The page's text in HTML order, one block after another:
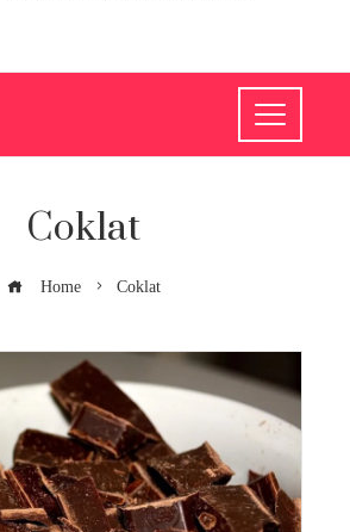
Coklat
Home Coklat